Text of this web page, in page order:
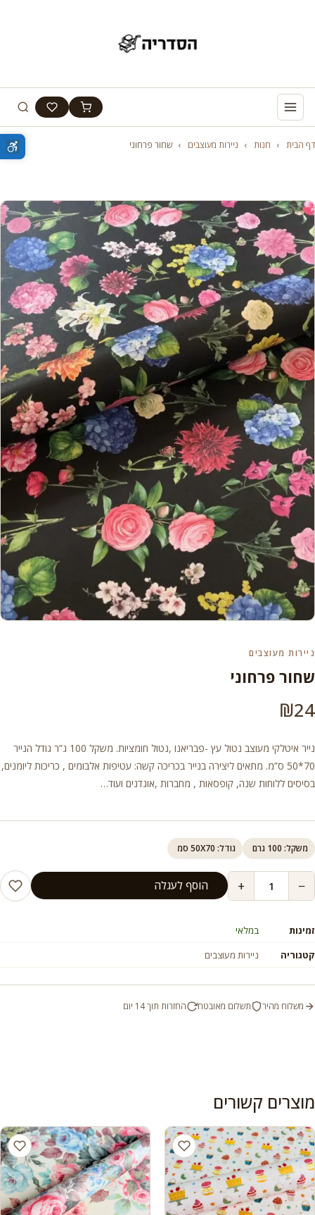
דף הבית › חנות › ניירות מעוצבים › שחור פרחוני
ניירות מעוצבים
שחור פרחוני
₪24
נייר איטלקי מעוצב נטול עץ -פבריאנו ,נטול חומציות. משקל 100 ג”ר גודל הנייר
70*50 ס”מ. מתאים ליצירה בנייר בכריכה קשה: עטיפות אלבומים , כריכות ליומנים,
בסיסים ללוחות שנה, קופסאות , מחברות ,אוגדנים ועוד…
משקל: 100 גרם גודל: 50X70 סמ
−
+ הוסף לעגלה
זמינות
במלאי
קטגוריה
ניירות מעוצבים
משלוח מהיר תשלום מאובטח החזרות תוך 14 יום
מוצרים קשורים